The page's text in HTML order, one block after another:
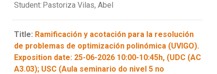
Student: Pastoriza Vilas, Abel
Title: Ramificación y acotación para la resolución
de problemas de optimización polinómica (UVIGO).
Exposition date: 25-06-2026 10:00-10:45h, (UDC (AC
A3.03); USC (Aula seminario do nivel 5 no